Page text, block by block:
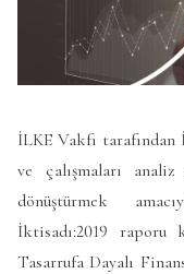
İLKE Vakfı
ve çalışmaları
dönüştürmek
İktisadı:2019 raporu
Tasarrufa Dayalı